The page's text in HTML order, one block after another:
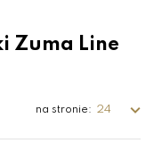
Zuma Line
na stronie: 24